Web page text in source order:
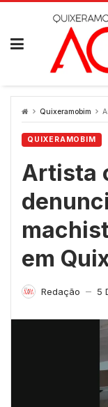
Skip
Quixeramobim
QUIXERAMOBIM
Artista
em
Redação — 5